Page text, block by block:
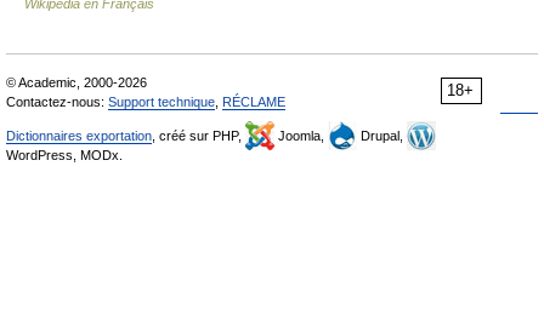
Wikipédia en Français
18+
© Academic, 2000-2026
Contactez-nous: Support technique RÉCLAME
Dictionnaires exportation , créé sur PHP, Joomla,
Drupal,
WordPress, MODx.